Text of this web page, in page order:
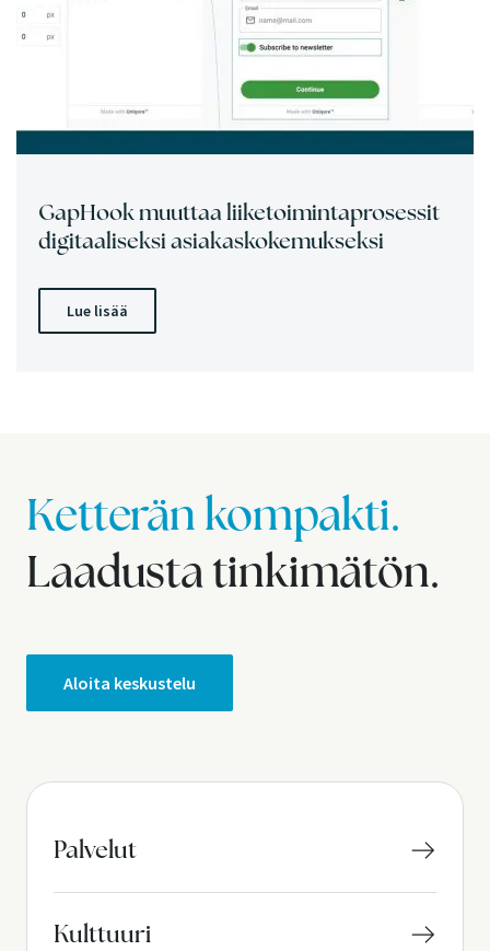
GapHook muuttaa liiketoimintaprosessit
digitaaliseksi asiakaskokemukseksi
Lue lisää
Ketterän kompakti.
Laadusta tinkimätön.
Aloita keskustelu
Palvelut
Kulttuuri